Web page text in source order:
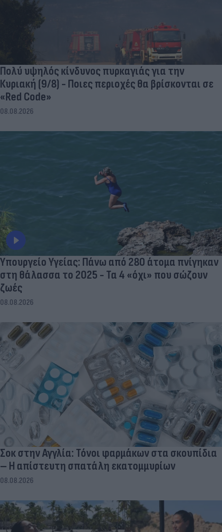
Πολύ υψηλός κίνδυνος πυρκαγιάς για την
Κυριακή (9/8) - Ποιες περιοχές θα βρίσκονται σε
«Red Code»
08.08.2026
Υπουργείο Υγείας: Πάνω από 280 άτομα πνίγηκαν
στη θάλασσα το 2025 - Τα 4 «όχι» που σώζουν
ζωές
08.08.2026
Σοκ στην Αγγλία: Τόνοι φαρμάκων στα σκουπίδια
– Η απίστευτη σπατάλη εκατομμυρίων
08.08.2026